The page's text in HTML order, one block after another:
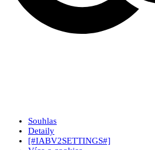
Souhlas
Detaily
[#IABV2SETTINGS#]